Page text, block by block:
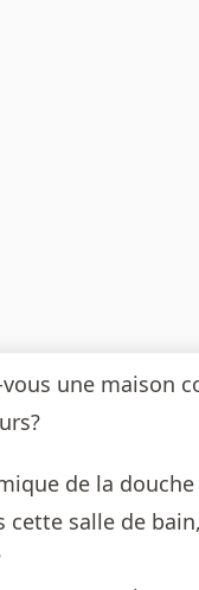
de la
cette salle de